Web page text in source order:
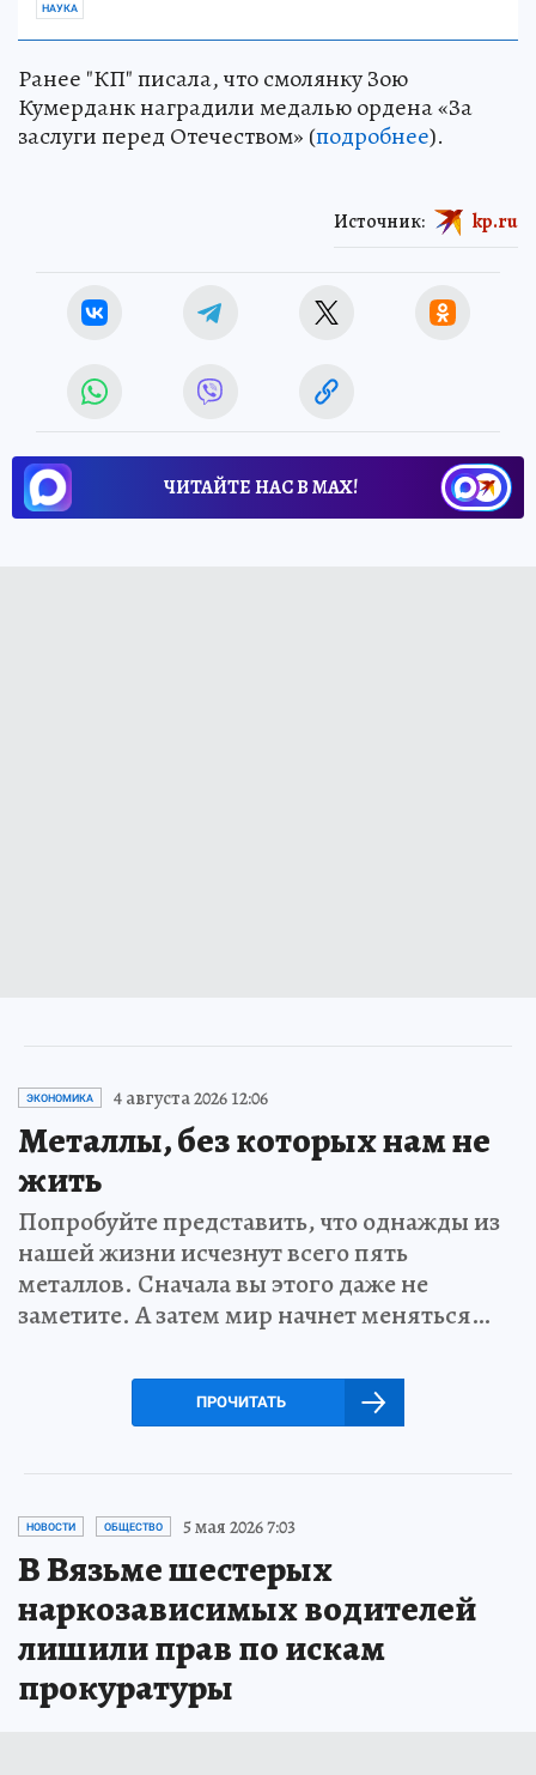
НАУКА
Ранее "КП" писала, что смолянку Зою
Кумерданк наградили медалью ордена «За
заслуги перед Отечеством» (подробнее).
Источник: kp.ru
ЧИТАЙТЕ НАС В МАХ!
ЭКОНОМИКА 4 августа 2026 12:06
Металлы, без которых нам не
жить
Попробуйте представить, что однажды из
нашей жизни исчезнут всего пять
металлов. Сначала вы этого даже не
заметите. А затем мир начнет меняться…
ПРОЧИТАТЬ
НОВОСТИ ОБЩЕСТВО 5 мая 2026 7:03
В Вязьме шестерых
наркозависимых водителей
лишили прав по искам
прокуратуры